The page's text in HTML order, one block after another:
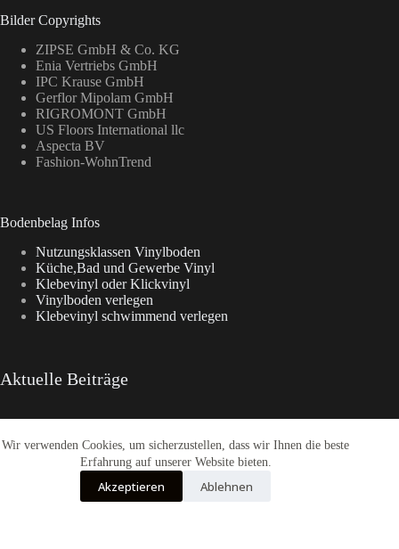
Wir verwenden Cookies, um sicherzustellen, dass wir Ihnen die beste
Erfahrung auf unserer Website bieten.
Akzeptieren Ablehnen
Bilder Copyrights
ZIPSE GmbH & Co. KG
Enia Vertriebs GmbH
IPC Krause GmbH
Gerflor Mipolam GmbH
RIGROMONT GmbH
US Floors International llc
Aspecta BV
Fashion-WohnTrend
Bodenbelag Infos
Nutzungsklassen Vinylboden
Küche,Bad und Gewerbe Vinyl
Klebevinyl oder Klickvinyl
Vinylboden verlegen
Klebevinyl schwimmend verlegen
Aktuelle Beiträge
Aspecta Vinylboden
Enia Kollektionen im Überblick
CasaNova Vinylboden
Warum sich der Weg zu Fashion-WohnTrend.de lohnt